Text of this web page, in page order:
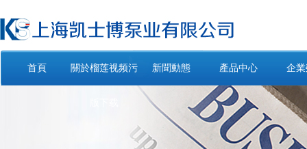
首頁 關於榴莲视频污 新聞動態 產品中心 企